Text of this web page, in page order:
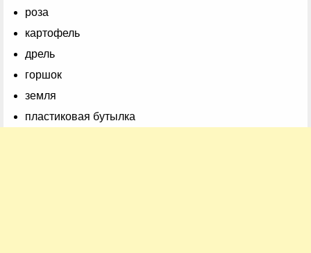
роза
картофель
дрель
горшок
земля
пластиковая бутылка